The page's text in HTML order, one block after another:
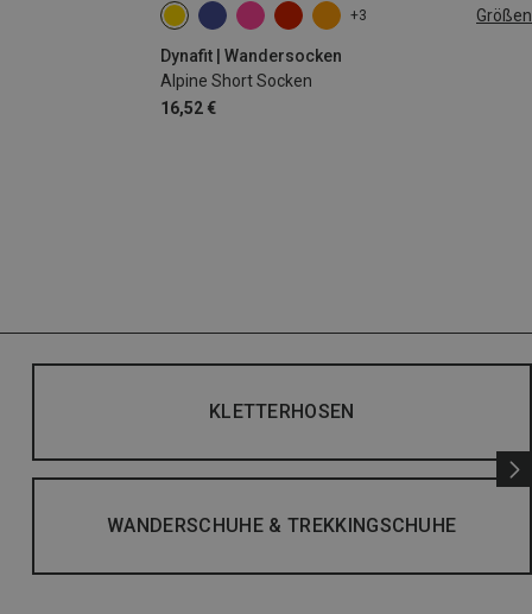
+3 Größen
Dynafit | Wandersocken
Alpine Short Socken
16,52 €
35|36|37|38 39|40|41|42
KLETTERHOSEN
WANDERSCHUHE & TREKKINGSCHUHE